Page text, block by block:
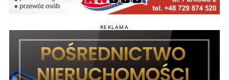
REKLAMA